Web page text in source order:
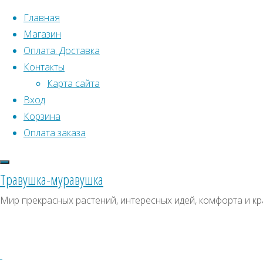
Перейти к содержимому
Главная
Магазин
Оплата. Доставка
Контакты
Карта сайта
Вход
Корзина
Оплата заказа
Травушка-муравушка
Мир прекрасных растений, интересных идей, комфорта и
Что искать:
Ладанник
Канарский
Купить
Искать:
СКИДКИ, АКЦИИ
Архивы